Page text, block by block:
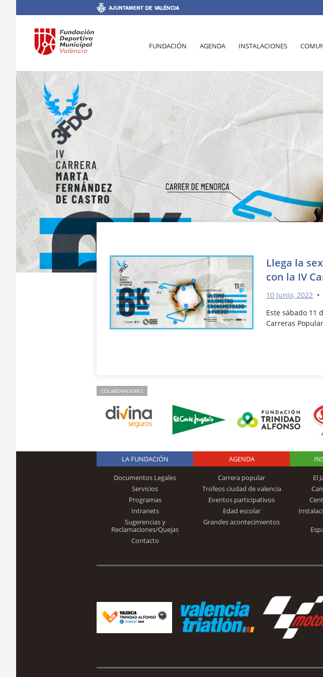
FUNDACIÓN AGENDA INSTALACIONES
Llega la
con la IV
10 junio, 2022 •
Este sábado 11
Carreras
COLABORADORES
Logo Fundación
Trinidad Alfonso
LA FUNDACIÓN
Documentos Legales
Servicios
Programas
Intranets
Sugerencias y
Reclamaciones/Quejas
Contacto
AGENDA
Carrera popular
Trofeos ciudad de valencia
Eventos participativos
Edad escolar
Grandes acontecimientos
El